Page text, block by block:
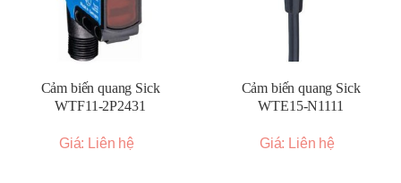
Cảm biến quang Sick
WTF11-2P2431
Giá: Liên hệ
Cảm biến quang Sick
WTE15-N1111
Giá: Liên hệ